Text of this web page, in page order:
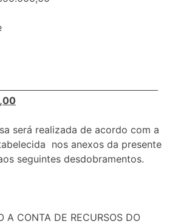
GERAL
será realizada de acordo com a
nos anexos da presente
seguintes desdobramentos.
A CONTA DE RECURSOS DO